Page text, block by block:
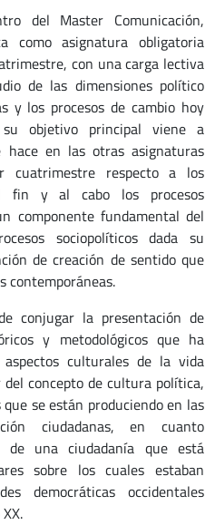
del Master Comunicación,
como asignatura obligatoria
con una carga lectiva
de las dimensiones político
y los procesos de cambio hoy
objetivo principal viene a
en las otras asignaturas
cuatrimestre respecto a los
fin y al cabo los procesos
componente fundamental del
sociopolíticos dada su
de creación de sentido que
contemporáneas.
conjugar la presentación de
y metodológicos que ha
culturales de la vida
concepto de cultura política,
se están produciendo en las
ciudadanas, en cuanto
de una ciudadanía que está
sobre los cuales estaban
democráticas occidentales